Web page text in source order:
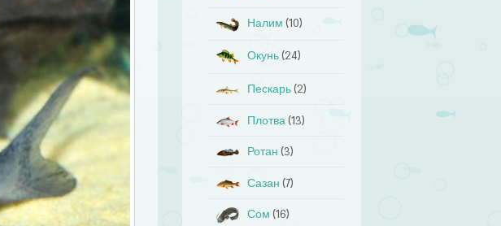
Налим (10)
Окунь (24)
Пескарь (2)
Плотва (13)
Ротан (3)
Сазан (7)
Сом (16)